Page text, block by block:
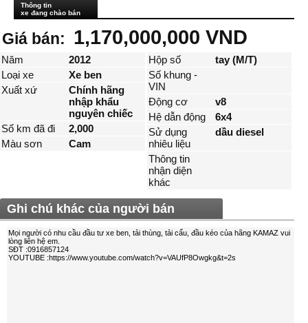
Thông tin
xe đang chào bán
Giá bán: 1,170,000,000 VND
Năm
2012
Loại xe
Xe ben
Xuất xứ
Chính hãng
nhập khẩu
nguyên chiếc
Số km đã đi
2,000
Màu sơn
Cam
Hộp số
tay (M/T)
Số khung -
VIN
Động cơ
v8
Hệ dẫn động
6x4
Sử dụng
nhiêu liệu
dầu diesel
Thông tin
nhận diện
khác
Ghi chú khác của người bán